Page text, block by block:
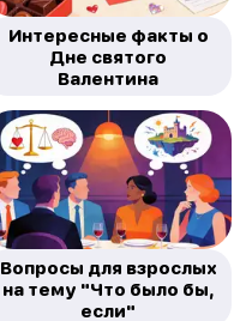
Интересные факты о
Дне святого
Валентина
Вопросы для взрослых
на тему "Что было бы,
если"